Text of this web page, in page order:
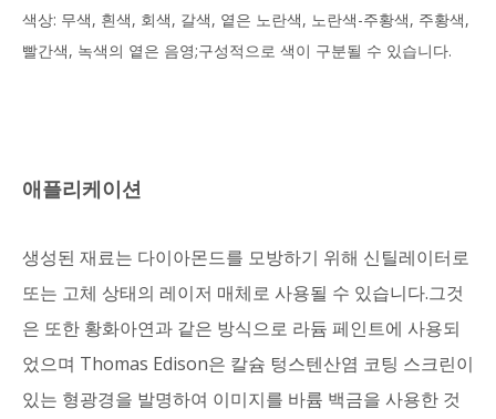
색상: 무색, 흰색, 회색, 갈색, 옅은 노란색, 노란색-주황색, 주황색,
빨간색, 녹색의 옅은 음영;구성적으로 색이 구분될 수 있습니다.
애플리케이션
생성된 재료는 다이아몬드를 모방하기 위해 신틸레이터로
또는 고체 상태의 레이저 매체로 사용될 수 있습니다.그것
은 또한 황화아연과 같은 방식으로 라듐 페인트에 사용되
었으며 Thomas Edison은 칼슘 텅스텐산염 코팅 스크린이
있는 형광경을 발명하여 이미지를 바륨 백금을 사용한 것